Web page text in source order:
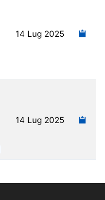
14 Lug 2025
14 Lug 2025